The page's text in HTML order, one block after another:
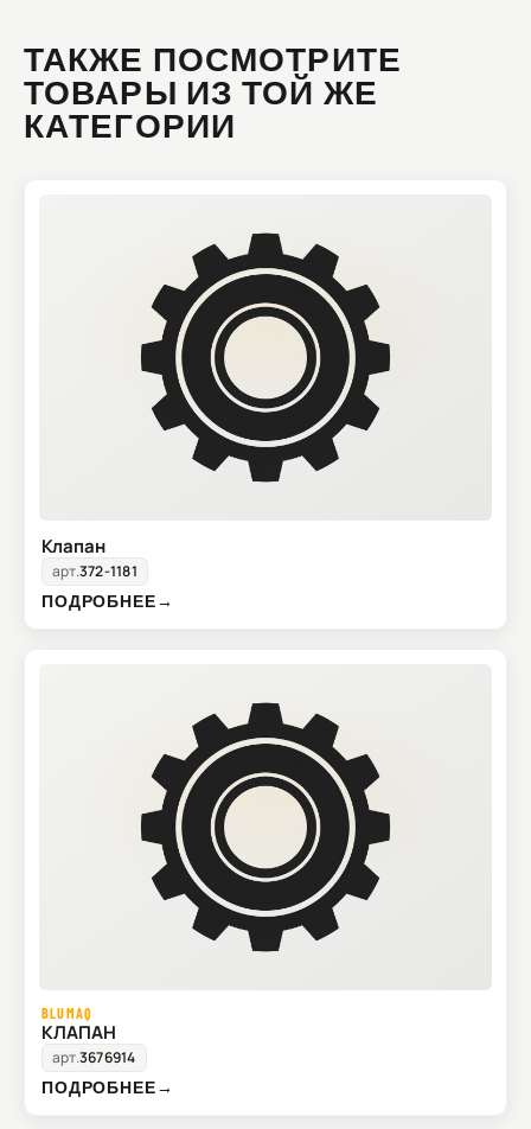
ТАКЖЕ ПОСМОТРИТЕ
ТОВАРЫ ИЗ ТОЙ ЖЕ
КАТЕГОРИИ
Клапан
арт.372-1181
ПОДРОБНЕЕ→
BLUMAQ
КЛАПАН
арт.3676914
ПОДРОБНЕЕ→